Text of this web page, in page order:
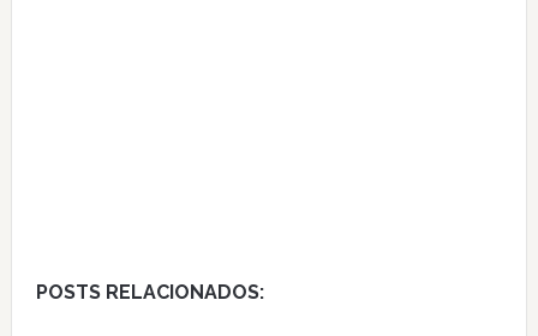
POSTS RELACIONADOS: